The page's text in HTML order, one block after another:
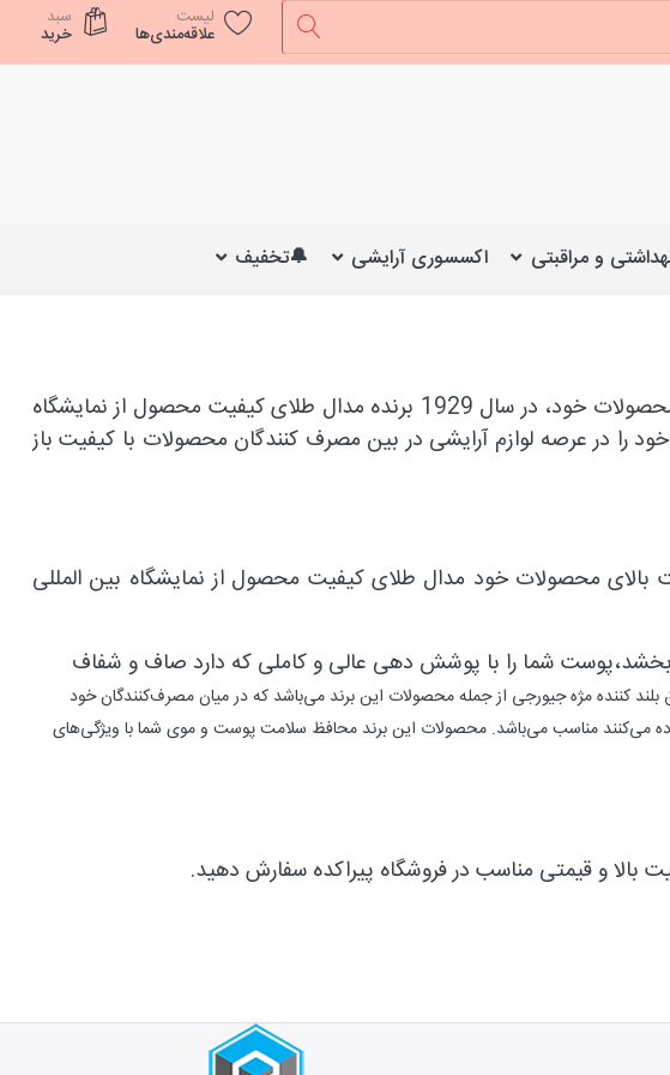
لیست
علاقه‌مندی‌ها
سبد
خرید
و مراقبتی اکسسوری آرایشی 🔔تخفیف
در سال 1922، کرخانه آث مارکا در شهر بارسلونای اسپانیا بنیان نهاده شد. این کارخانه به علت کیفیت بالای محصولات خود، در سال 1929 برنده مدال طلای کیفیت محصول از نمایشگاه
را در عرصه لوازم آرایشی در بین مصرف کنندگان محصولات با کیفیت باز
در سال 1922 در عرصه تولید لوازم آرایشی آغاز و در سال 1929 به علت کیفیت بالای محصولات خود مدال طلای کیفیت محصول از نمایشگاه بین المللی
شما را با پوشش دهی عالی و کاملی که دارد صاف و شفاف
کننده مژه جیورجی از جمله محصولات این برند می‌باشد که در میان مصرف‌کنندگان خود
می‌کنند مناسب می‌باشد. محصولات این برند محافظ سلامت پوست و موی شما با ویژگی‌های
بالا و قیمتی مناسب در فروشگاه پیراکده سفارش دهید.